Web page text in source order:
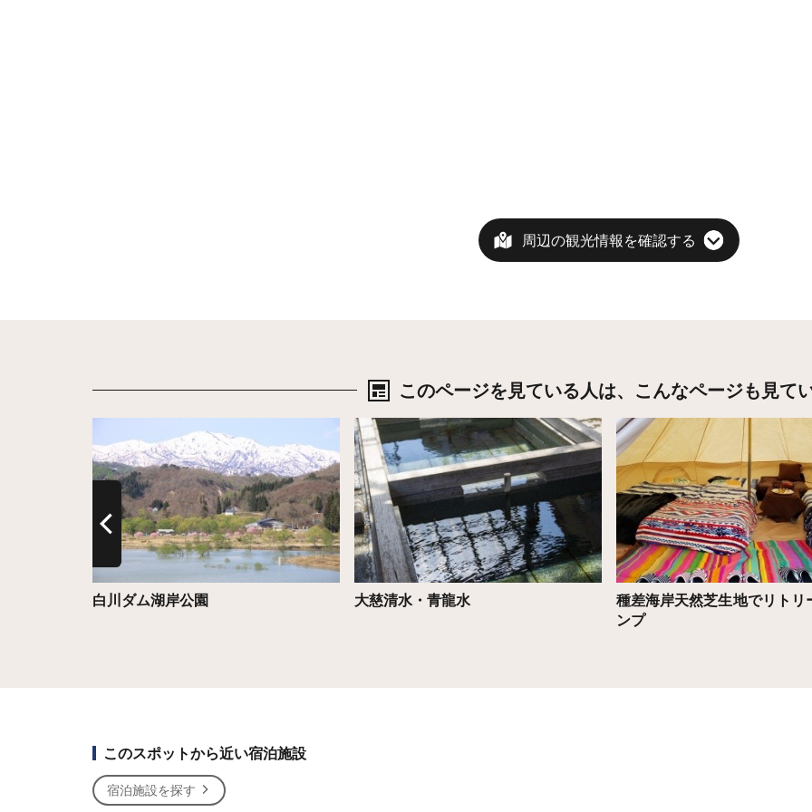
周辺の観光情報を確認する
このページを見ている人は、 こんなページも見て
白川ダム湖岸公園 大慈清水・青龍水
詳細はこちら
種差海岸天然芝生地でリトリ
ンプ
詳細はこちら
このスポットから近い宿泊施設
宿泊施設を探す